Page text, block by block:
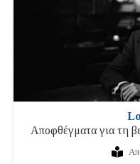
Αποφθέγματα για τη